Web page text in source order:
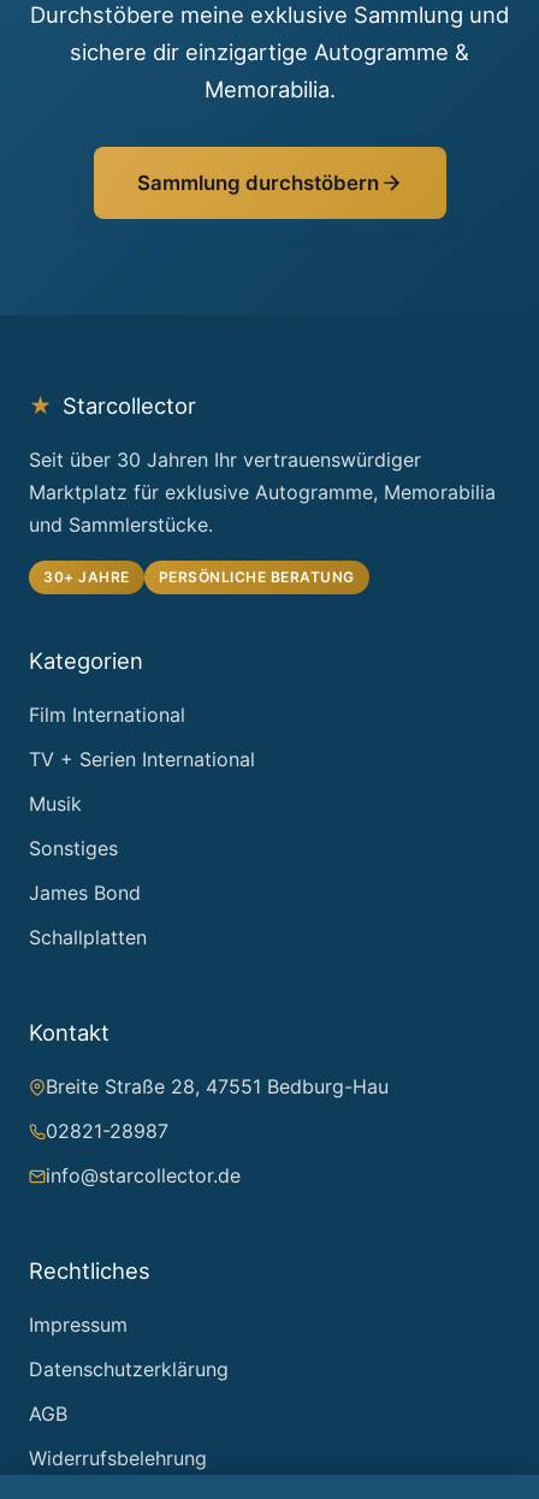
Durchstöbere meine exklusive Sammlung und
sichere dir einzigartige Autogramme &
Memorabilia.
Sammlung durchstöbern
★ Starcollector
Seit über 30 Jahren Ihr vertrauenswürdiger
Marktplatz für exklusive Autogramme, Memorabilia
und Sammlerstücke.
30+ JAHRE PERSÖNLICHE BERATUNG
Kategorien
Film International
TV + Serien International
Musik
Sonstiges
James Bond
Schallplatten
Kontakt
Breite Straße 28, 47551 Bedburg-Hau
02821-28987
info@starcollector.de
Rechtliches
Impressum
Datenschutzerklärung
AGB
Widerrufsbelehrung